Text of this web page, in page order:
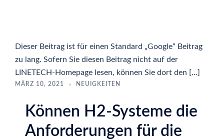
Dieser Beitrag ist für einen Standard „Google“ Beitrag
zu lang. Sofern Sie diesen Beitrag nicht auf der
LINETECH-Homepage lesen, können Sie dort den […]
MÄRZ 10, 2021 NEUIGKEITEN
Können H2-Systeme die
Anforderungen für die